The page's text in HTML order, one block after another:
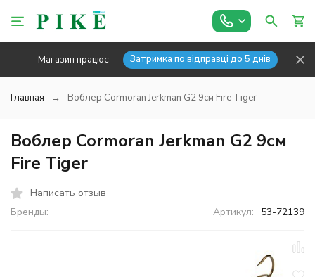
Магазин працює Затримка по відправці до 5 днів
Главная Воблер Cormoran Jerkman G2 9см Fire Tiger
Воблер Cormoran Jerkman G2 9см
Fire Tiger
Написать отзыв
Бренды:
Артикул: 53-72139